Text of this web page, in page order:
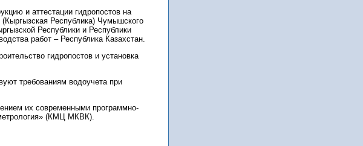
и аттестации гидропостов на
(Кыргызская Республика) Чумышского
Республики и Республики
работ – Республика Казахстан.
гидропостов и установка
требованиям водоучета при
их современными программно-
(КМЦ МКВК).